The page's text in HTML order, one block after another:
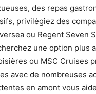
des repas
privilégiez des
ou Regent Seven
une option plus
ou MSC Cruises
avec de nombreuses
en amont vous